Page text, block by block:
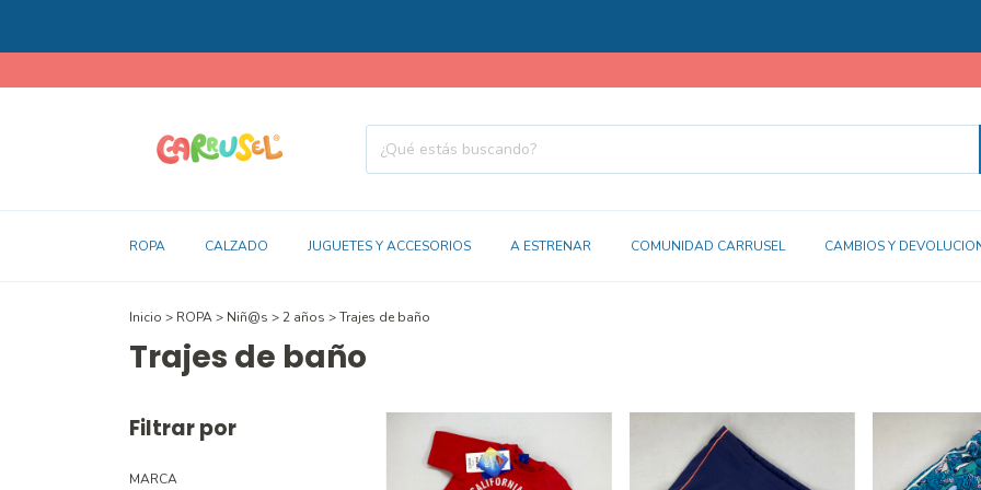
ROPA CALZADO JUGUETES Y ACCESORIOS A ESTRENAR COMUNIDAD CARRUSEL CAMBIOS Y
Inicio > ROPA> Niñ@s >2 años >Trajes de baño
Trajes de baño
Filtrar por
MARCA